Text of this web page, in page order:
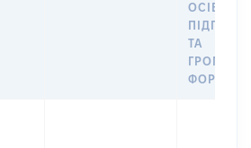
ОСІБ –
ТА